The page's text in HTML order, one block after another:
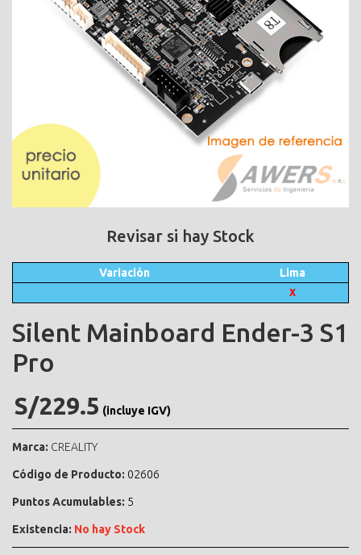
Revisar si hay Stock
Variación Lima
X
Silent Mainboard Ender-3 S1
Pro
S/229.5 (incluye IGV)
Marca: CREALITY
Código de Producto: 02606
Puntos Acumulables: 5
Existencia: No hay Stock